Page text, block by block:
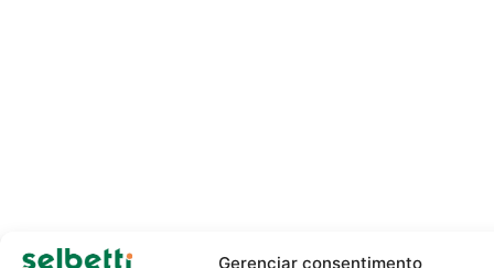
Gerenciar consentimento